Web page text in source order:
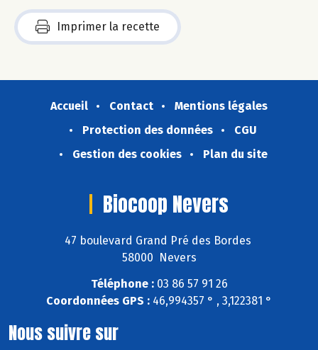
Imprimer la recette
Accueil Contact
Mentions légales
Protection des données
CGU
Gestion des cookies
Plan du site
Biocoop Nevers
47 boulevard Grand Pré des Bordes
58000 Nevers
Téléphone :03 86 57 91 26
Coordonnées GPS : 46,994357 ° , 3,122381 °
Nous suivre sur